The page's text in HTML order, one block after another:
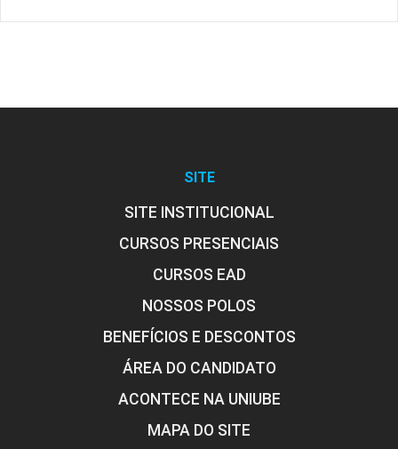
SITE
SITE INSTITUCIONAL
CURSOS PRESENCIAIS
CURSOS EAD
NOSSOS POLOS
BENEFÍCIOS E DESCONTOS
ÁREA DO CANDIDATO
ACONTECE NA UNIUBE
MAPA DO SITE